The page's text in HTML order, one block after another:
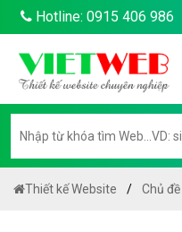
Hotline: 0915 406 986
Thiết kế Website Chủ đề